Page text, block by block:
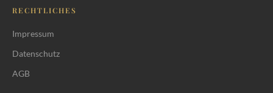
RECHTLICHES
Impressum
Datenschutz
AGB